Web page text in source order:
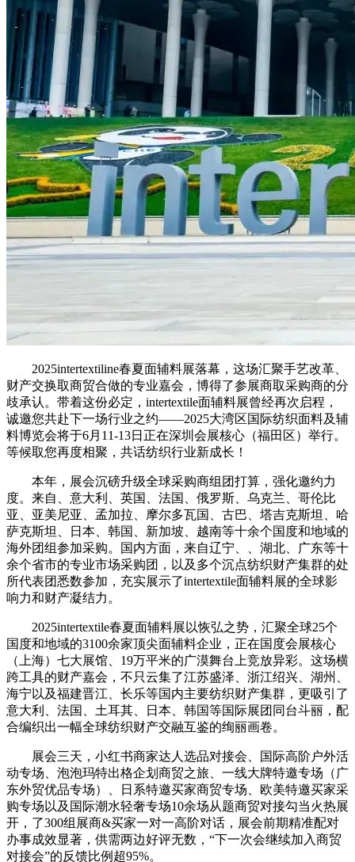
2025intertextiline春夏面辅料展落幕，这场汇聚手艺改革、
财产交换取商贸合做的专业嘉会，博得了参展商取采购商的分
歧承认。带着这份必定，intertextile面辅料展曾经再次启程，
诚邀您共赴下一场行业之约——2025大湾区国际纺织面料及辅
料博览会将于6月11-13日正在深圳会展核心（福田区）举行。
等候取您再度相聚，共话纺织行业新成长！
本年，展会沉磅升级全球采购商组团打算，强化邀约力
度。来自、意大利、英国、法国、俄罗斯、乌克兰、哥伦比
亚、亚美尼亚、孟加拉、摩尔多瓦国、古巴、塔吉克斯坦、哈
萨克斯坦、日本、韩国、新加坡、越南等十余个国度和地域的
海外团组参加采购。国内方面，来自辽宁、、湖北、广东等十
余个省市的专业市场采购团，以及多个沉点纺织财产集群的处
所代表团悉数参加，充实展示了intertextile面辅料展的全球影
响力和财产凝结力。
2025intertextile春夏面辅料展以恢弘之势，汇聚全球25个
国度和地域的3100余家顶尖面辅料企业，正在国度会展核心
（上海）七大展馆、19万平米的广漠舞台上竞放异彩。这场横
跨工具的财产嘉会，不只云集了江苏盛泽、浙江绍兴、湖州、
海宁以及福建晋江、长乐等国内主要纺织财产集群，更吸引了
意大利、法国、土耳其、日本、韩国等国际展团同台斗丽，配
合编织出一幅全球纺织财产交融互鉴的绚丽画卷。
展会三天，小红书商家达人选品对接会、国际高阶户外活
动专场、泡泡玛特出格企划商贸之旅、一线大牌特邀专场（广
东外贸优品专场）、日系特邀买家商贸专场、欧美特邀买家采
购专场以及国际潮水轻奢专场10余场从题商贸对接勾当火热展
开，了300组展商&买家一对一高阶对话，展会前期精准配对
办事成效显著，供需两边好评无数，“下一次会继续加入商贸
对接会”的反馈比例超95%。